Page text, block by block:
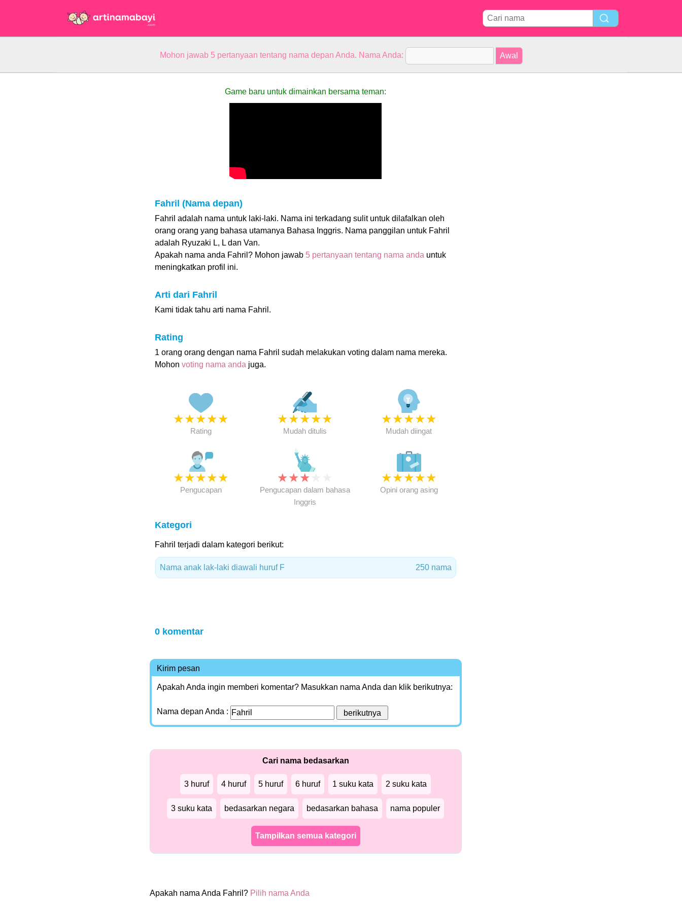
Mohon jawab 5 pertanyaan tentang nama depan Anda. Nama Anda:
Game baru untuk dimainkan bersama teman:
Fahril (Nama depan)
Fahril adalah nama untuk laki-laki. Nama ini terkadang sulit untuk dilafalkan oleh
orang orang yang bahasa utamanya Bahasa Inggris. Nama panggilan untuk Fahril
adalah Ryuzaki L, L dan Van.
Apakah nama anda Fahril? Mohon jawab 5 pertanyaan tentang nama anda untuk
meningkatkan profil ini.
Arti dari Fahril
Kami tidak tahu arti nama Fahril.
Rating
1 orang orang dengan nama Fahril sudah melakukan voting dalam nama mereka.
Mohon voting nama anda juga.
★★★★★
Rating
★★★★★
Mudah ditulis
★★★★★
Mudah diingat
★★★★★
Pengucapan
★★★
Pengucapan dalam bahasa
Inggris
★★★★★
Opini orang asing
Kategori
Fahril terjadi dalam kategori berikut:
Nama anak lak-laki diawali huruf F 250 nama
0 komentar
Kirim pesan
Apakah Anda ingin memberi komentar? Masukkan nama Anda dan klik berikutnya:
Nama depan Anda :
Cari nama bedasarkan
3 huruf 4 huruf 5 huruf 6 huruf 1 suku kata 2 suku kata
3 suku kata bedasarkan negara bedasarkan bahasa nama populer
Tampilkan semua kategori
Apakah nama Anda Fahril? Pilih nama Anda